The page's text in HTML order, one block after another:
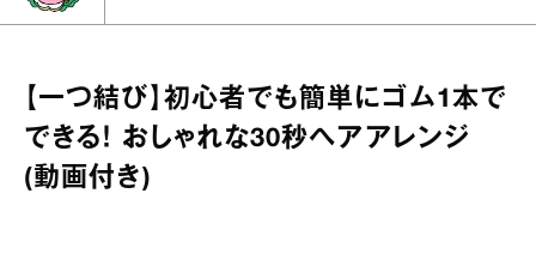
【一つ結び】初心者でも簡単にゴム1本で
できる！ おしゃれな30秒ヘアアレンジ
(動画付き)